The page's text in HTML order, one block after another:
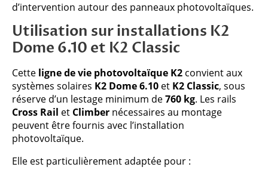
d’intervention autour des panneaux photovoltaïques.
Utilisation sur installations K2
Dome 6.10 et K2 Classic
Cette ligne de vie photovoltaïque K2 convient aux
systèmes solaires K2 Dome 6.10 et K2 Classic, sous
réserve d’un lestage minimum de760 kg. Les rails
Cross Rail et Climber nécessaires au montage
peuvent être fournis avec l’installation
photovoltaïque.
Elle est particulièrement adaptée pour :